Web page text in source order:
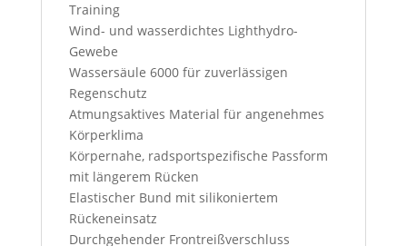
Training
Wind- und wasserdichtes Lighthydro-
Gewebe
Wassersäule 6000 für zuverlässigen
Regenschutz
Atmungsaktives Material für angenehmes
Körperklima
Körpernahe, radsportspezifische Passform
mit längerem Rücken
Elastischer Bund mit silikoniertem
Rückeneinsatz
Durchgehender Frontreißverschluss